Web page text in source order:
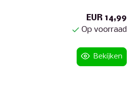
EUR 14,99
Op voorraad
Bekijken